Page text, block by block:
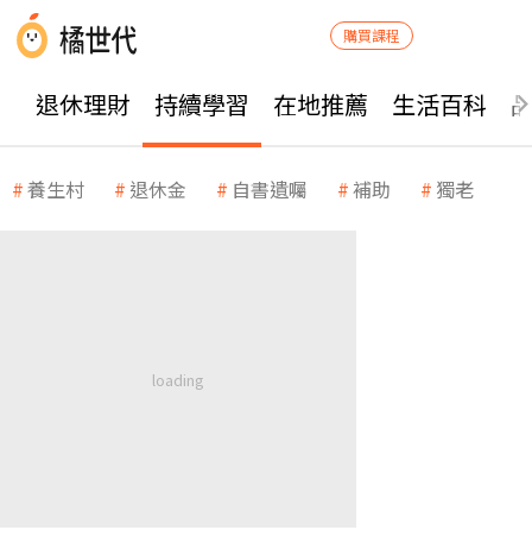
購買課程
退休理財 持續學習 在地推薦 生活百科
養生村 退休金 自書遺囑 補助 獨老